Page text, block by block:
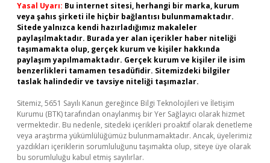
Yasal Uyarı: Bu internet sitesi, herhangi bir marka, kurum
veya şahıs şirketi ile hiçbir bağlantısı bulunmamaktadır.
Sitede yalnızca kendi hazırladığımız makaleler
paylaşılmaktadır. Burada yer alan içerikler haber niteliği
taşımamakta olup, gerçek kurum ve kişiler hakkında
paylaşım yapılmamaktadır. Gerçek kurum ve kişiler ile isim
benzerlikleri tamamen tesadüfidir. Sitemizdeki bilgiler
taslak halindedir ve tavsiye niteliği taşımazlar.
Sitemiz, 5651 Sayılı Kanun gereğince Bilgi Teknolojileri ve İletişim
Kurumu (BTK) tarafından onaylanmış bir Yer Sağlayıcı olarak hizmet
vermektedir. Bu nedenle, sitedeki içerikleri proaktif olarak denetleme
veya araştırma yükümlülüğümüz bulunmamaktadır. Ancak, üyelerimiz
yazdıkları içeriklerin sorumluluğunu taşımakta olup, siteye üye olarak
bu sorumluluğu kabul etmiş sayılırlar.